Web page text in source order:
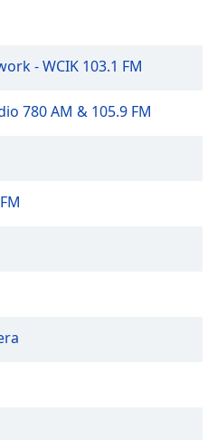
- WCIK 103.1 FM
780 AM & 105.9 FM